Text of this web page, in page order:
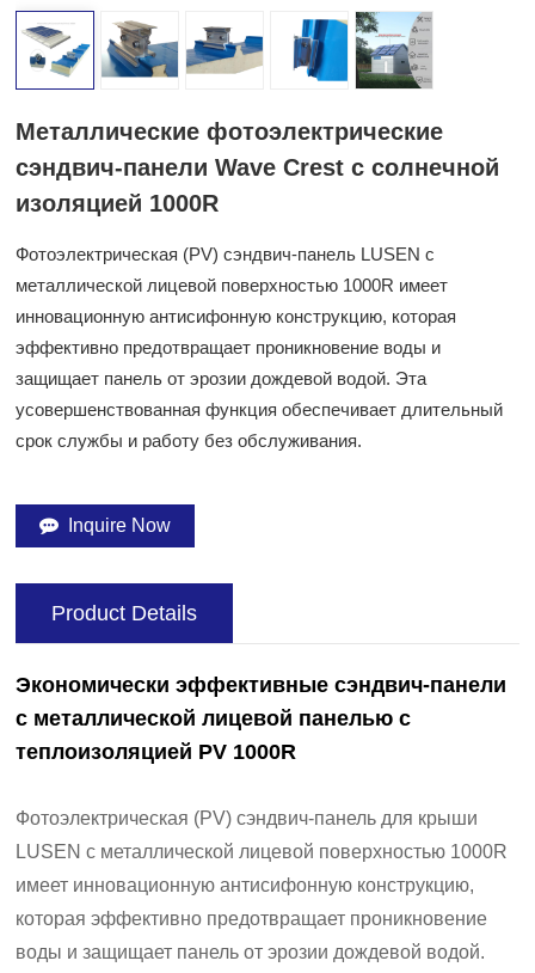
Металлические фотоэлектрические
сэндвич-панели Wave Crest с солнечной
изоляцией 1000R
Фотоэлектрическая (PV) сэндвич-панель LUSEN с
металлической лицевой поверхностью 1000R имеет
инновационную антисифонную конструкцию, которая
эффективно предотвращает проникновение воды и
защищает панель от эрозии дождевой водой. Эта
усовершенствованная функция обеспечивает длительный
срок службы и работу без обслуживания.
Inquire Now
Product Details
Экономически эффективные сэндвич-панели
с металлической лицевой панелью с
теплоизоляцией PV 1000R
Фотоэлектрическая (PV) сэндвич-панель для крыши
LUSEN с металлической лицевой поверхностью 1000R
имеет инновационную антисифонную конструкцию,
которая эффективно предотвращает проникновение
воды и защищает панель от эрозии дождевой водой.